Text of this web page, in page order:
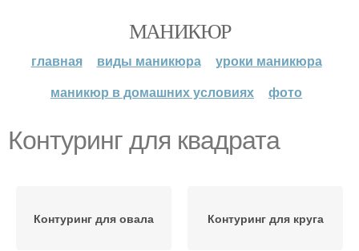
МАНИКЮР
главная виды маникюра
уроки маникюра
маникюр в домашних условиях
фото
Контуринг для квадрата
Контуринг для овала Контуринг для круга